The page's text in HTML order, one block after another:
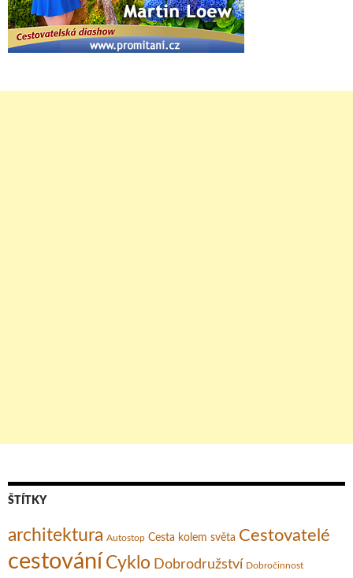
ŠTÍTKY
architektura Autostop Cesta kolem světa Cestovatelé
cestování Cyklo Dobrodružství Dobročinnost